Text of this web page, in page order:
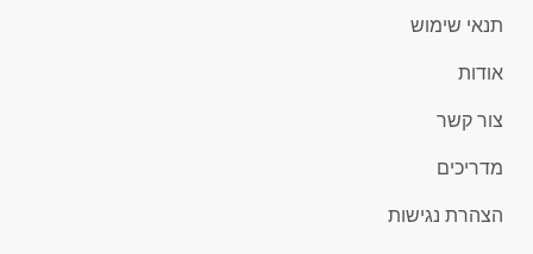
תנאי שימוש
אודות
צור קשר
מדריכים
הצהרת נגישות